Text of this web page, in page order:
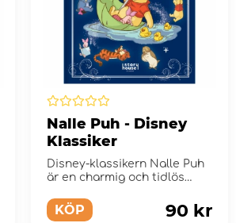
Nalle Puh - Disney
Klassiker
Disney-klassikern Nalle Puh
är en charmig och tidlös
KÖP 90 kr